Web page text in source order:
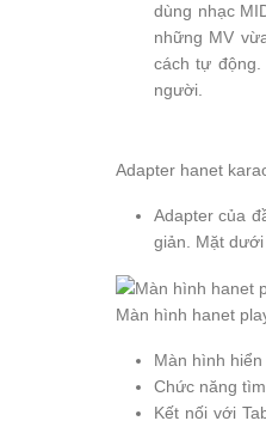
dùng nhạc
những MV
cách tự
người.
Adapter hanet
Adapter của
giản. Mặt dưới
Màn hình hanet
Màn hình
Chức năng
Kết nối với